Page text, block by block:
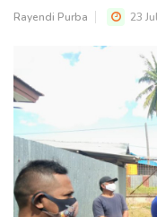
Rayendi Purba 23